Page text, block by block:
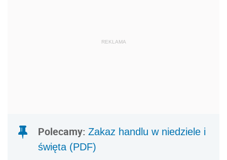
REKLAMA
Polecamy: Zakaz handlu w niedziele i
święta (PDF)